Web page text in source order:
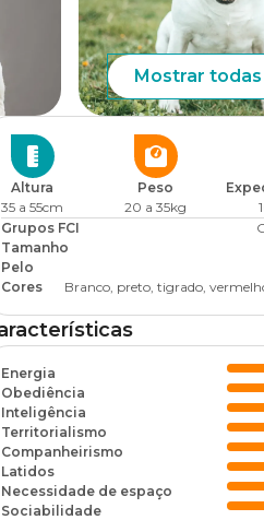
Mostrar
Altura
35 a 55cm
Peso
20 a 35kg
Grupos FCI
Tamanho
Pelo
Cores
Branco, preto, tigrado,
Energia
Obediência
Inteligência
Territorialismo
Companheirismo
Latidos
Necessidade de espaço
Sociabilidade